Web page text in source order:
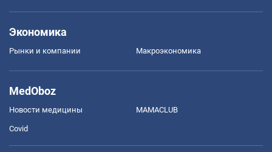
Экономика
Рынки и компании Mакроэкономика
MedOboz
Новости медицины MAMACLUB
Covid